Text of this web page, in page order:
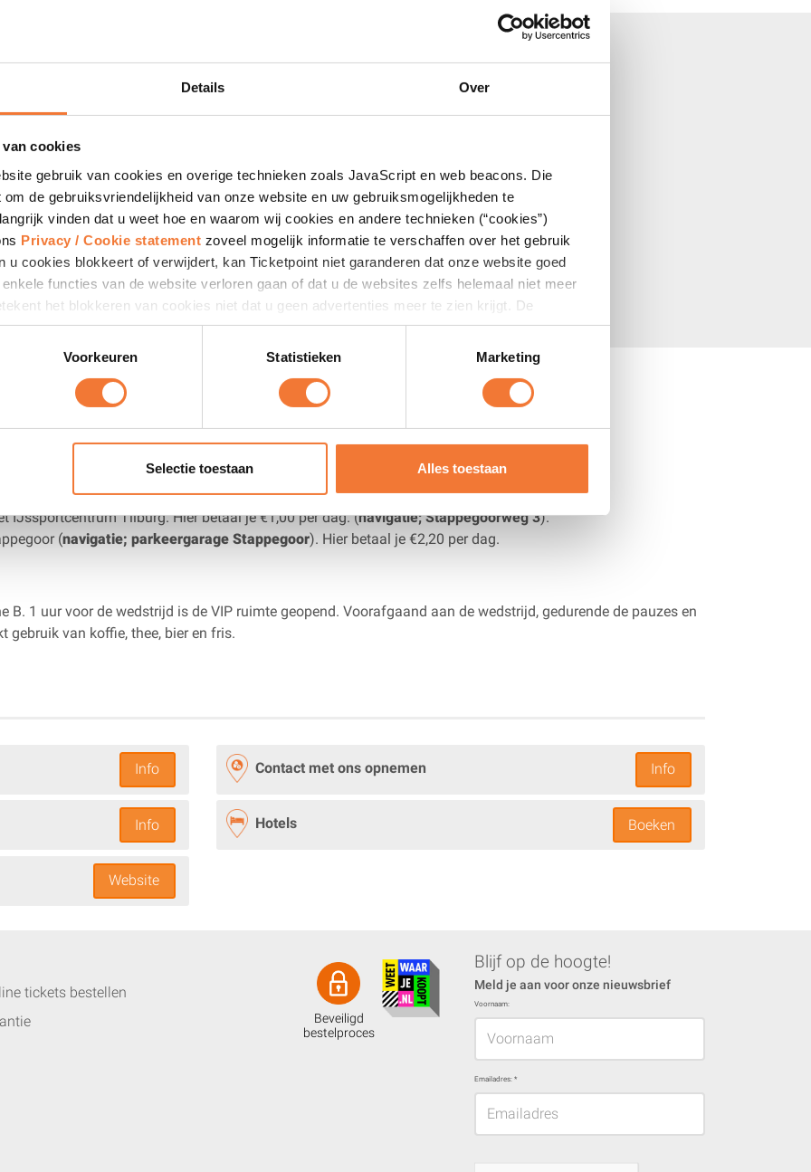
Details Over
cookies
gebruik van cookies en overige technieken zoals JavaScript en web beacons. Die
de gebruiksvriendelijkheid van onze website en uw gebruiksmogelijkheden te
vinden dat u weet hoe en waarom wij cookies en andere technieken (“cookies”)
Privacy / Cookie statement zoveel mogelijk informatie te verschaffen over het gebruik
u cookies blokkeert of verwijdert, kan Ticketpoint niet garanderen dat onze website goed
functies van de website verloren gaan of dat u de websites zelfs helemaal niet meer
het blokkeren van cookies niet dat u geen advertenties meer te zien krijgt. De
meer toegesneden op uw interesses.
Voorkeuren Statistieken Marketing
Selectie toestaan Alles toestaan
petflessen, blikjes, etc.)
worden opgeleverd. Confetti en aanverwante artikelen brengen extreem veel werk met zich mee en
voor deze maatregel. Confetti op het ijs tijdens de wedstrijd is vanzelfsprekend een onwenselijke situatie.
etc.)
voor de Bekerfinale IJshockey Nederland.
bekend is. Schrijf je nu
IJssportcentrum Tilburg. Hier betaal je €1,00 per dag. (navigatie; Stappegoorweg 3).
(navigatie; parkeergarage Stappegoor). Hier betaal je €2,20 per dag.
B. 1 uur voor de wedstrijd is de VIP ruimte geopend. Voorafgaand aan de wedstrijd, gedurende de pauzes en
gebruik van koffie, thee, bier en fris.
Info Contact met ons opnemen Info
Info Hotels Boeken
Website
tickets bestellen
Beveiligd
bestelproces
Blijf op de hoogte!
Meld je aan voor onze nieuwsbrief
Voornaam:
Emailadres: *